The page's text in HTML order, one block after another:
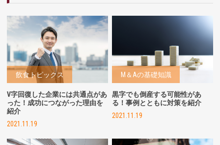
飲食トピックス
V字回復した企業には共通点があ
った！成功につながった理由を
紹介
2021.11.19
M＆Aの基礎知識
黒字でも倒産する可能性があ
る！事例とともに対策を紹介
2021.11.19